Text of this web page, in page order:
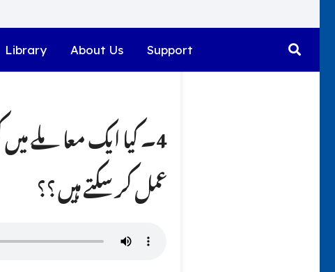
Library About Us Support
4۔ کیا ایک معاملے
عمل کر سکتے ہیں ؟؟